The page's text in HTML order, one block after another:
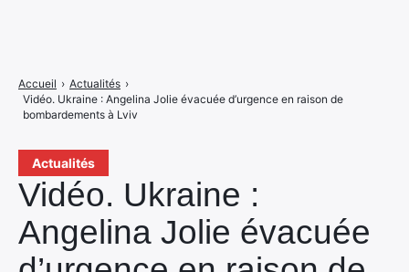
Actualités
Vidéo. Ukraine :
Angelina Jolie évacuée
Accueil › Actualités ›
Vidéo. Ukraine : Angelina Jolie évacuée d’urgence en raison de
bombardements à Lviv